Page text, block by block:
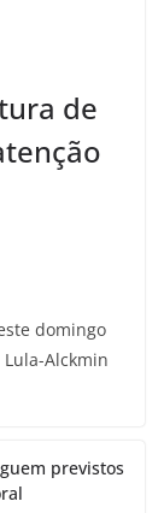
de
domingo
Alckmin
previstos